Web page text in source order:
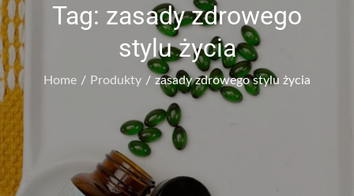
Tag: zasady zdrowego
stylu życia
Home Produkty zasady zdrowego stylu życia